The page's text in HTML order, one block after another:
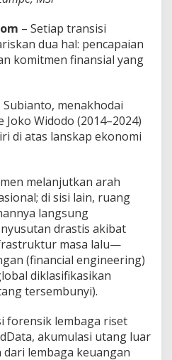
m
A
e
k
t
i
s
k
a
l
P
e
m
e
i
n
t
a
– ​Setiap transisi
dua hal: pencapaian
komitmen finansial yang
menakhodai
Joko Widodo (2014–2024)
di atas lanskap ekonomi
melanjutkan arah
di sisi lain, ruang
langsung
drastis akibat
masa lalu—
(financial engineering)
diklasifikasikan
tersembunyi).
forensik lembaga riset
akumulasi utang luar
lembaga keuangan